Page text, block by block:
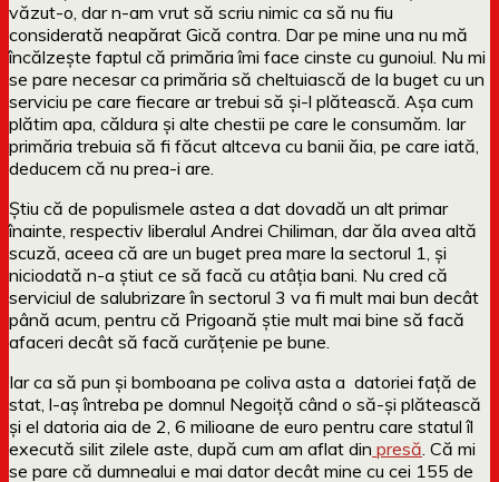
văzut-o, dar n-am vrut să scriu nimic ca să nu fiu
considerată neapărat Gică contra. Dar pe mine una nu mă
încălzește faptul că primăria îmi face cinste cu gunoiul. Nu mi
se pare necesar ca primăria să cheltuiască de la buget cu un
serviciu pe care fiecare ar trebui să și-l plătească. Așa cum
plătim apa, căldura și alte chestii pe care le consumăm. Iar
primăria trebuia să fi făcut altceva cu banii ăia, pe care iată,
deducem că nu prea-i are.
Știu că de populismele astea a dat dovadă un alt primar
înainte, respectiv liberalul Andrei Chiliman, dar ăla avea altă
scuză, aceea că are un buget prea mare la sectorul 1, și
niciodată n-a știut ce să facă cu atâția bani. Nu cred că
serviciul de salubrizare în sectorul 3 va fi mult mai bun decât
până acum, pentru că Prigoană știe mult mai bine să facă
afaceri decât să facă curățenie pe bune.
Iar ca să pun și bomboana pe coliva asta a datoriei față de
stat, l-aș întreba pe domnul Negoiță când o să-și plătească
și el datoria aia de 2, 6 milioane de euro pentru care statul îl
execută silit zilele aste, după cum am aflat din presă . Că mi
se pare că dumnealui e mai dator decât mine cu cei 155 de